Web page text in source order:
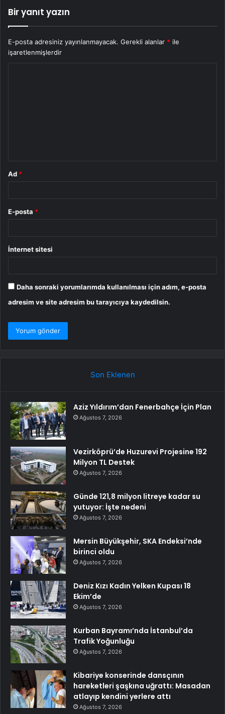
Bir yanıt yazın
E-posta adresiniz yayınlanmayacak. Gerekli alanlar * ile
işaretlenmişlerdir
Ad *
E-posta *
İnternet sitesi
Daha sonraki yorumlarımda kullanılması için adım, e-posta
adresim ve site adresim bu tarayıcıya kaydedilsin.
Son Eklenen
Aziz Yıldırım’dan Fenerbahçe İçin Plan
Ağustos 7, 2026
Vezirköprü’de Huzurevi Projesine 192
Milyon TL Destek
Ağustos 7, 2026
Günde 121,8 milyon litreye kadar su
yutuyor: İşte nedeni
Ağustos 7, 2026
Mersin Büyükşehir, SKA Endeksi’nde
birinci oldu
Ağustos 7, 2026
Deniz Kızı Kadın Yelken Kupası 18
Ekim’de
Ağustos 7, 2026
Kurban Bayramı’nda İstanbul’da
Trafik Yoğunluğu
Ağustos 7, 2026
Kibariye konserinde dansçının
hareketleri şaşkına uğrattı: Masadan
atlayıp kendini yerlere attı
Ağustos 7, 2026